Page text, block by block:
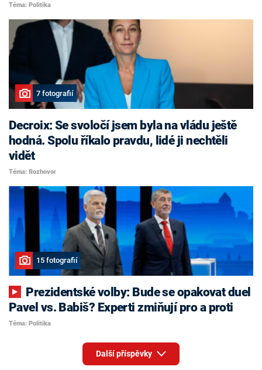
Téma: Politika
7 fotografií
Decroix: Se svoločí jsem byla na vládu ještě
hodná. Spolu říkalo pravdu, lidé ji nechtěli
vidět
Téma: Rozhovor
15 fotografií
Pavel vs. Babiš? Experti zmiňují pro a proti
Téma: Politika
Další příspěvky